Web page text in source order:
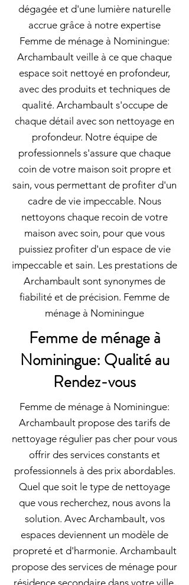
dégagée et d'une lumière naturelle
accrue grâce à notre expertise
Femme de ménage à Nominingue:
Archambault veille à ce que chaque
espace soit nettoyé en profondeur,
avec des produits et techniques de
qualité. Archambault s'occupe de
chaque détail avec son nettoyage en
profondeur. Notre équipe de
professionnels s'assure que chaque
coin de votre maison soit propre et
sain, vous permettant de profiter d'un
cadre de vie impeccable. Nous
nettoyons chaque recoin de votre
maison avec soin, pour que vous
puissiez profiter d'un espace de vie
impeccable et sain. Les prestations de
Archambault sont synonymes de
fiabilité et de précision. Femme de
ménage à Nominingue
Femme de ménage à
Nominingue: Qualité au
Rendez-vous
Femme de ménage à Nominingue:
Archambault propose des tarifs de
nettoyage régulier pas cher pour vous
offrir des services constants et
professionnels à des prix abordables.
Quel que soit le type de nettoyage
que vous recherchez, nous avons la
solution. Avec Archambault, vos
espaces deviennent un modèle de
propreté et d'harmonie. Archambault
propose des services de ménage pour
résidence secondaire dans votre ville,